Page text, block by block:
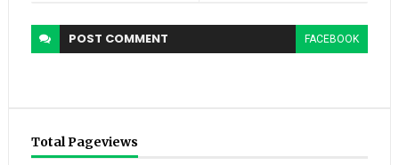
POST COMMENT FACEBOOK
Total Pageviews